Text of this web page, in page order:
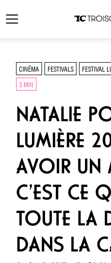
CINÉMA FESTIVALS FESTIVAL
3 MIN
NATALIE
LUMIÈRE
AVOIR UN
C’EST CE
TOUTE LA
DANS LA